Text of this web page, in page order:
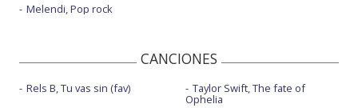
Melendi, Pop rock
CANCIONES
Rels B, Tu vas sin (fav) Taylor Swift, The fate of
Ophelia